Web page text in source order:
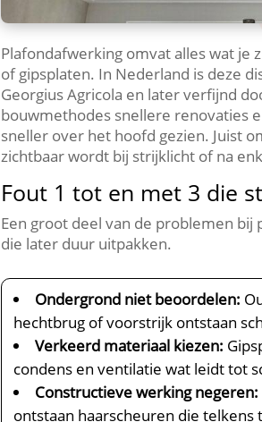
Plafondafwerking omvat alles wat je
of gipsplaten.​ In Nederland is deze
Georgius Agricola en later verfijnd
bouwmethodes snellere renovaties
sneller over het hoofd gezien.​ Juist
zichtbaar wordt bij strijklicht of na
Fout 1 tot en met 3 die
Een groot deel van de problemen
die later duur uitpakken.​
Ondergrond niet beoordelen:
hechtbrug of voorstrijk ontstaan
Verkeerd materiaal kiezen:
condens en ventilatie wat leidt tot
Constructieve werking negeren:
ontstaan haarscheuren die